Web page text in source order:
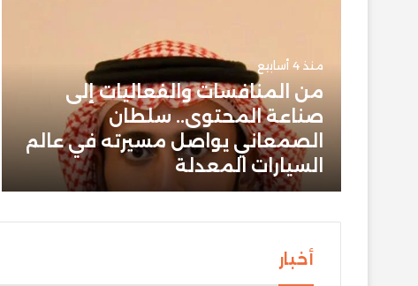
منذ 4 أسابيع
من المنافسات والفعاليات إلى
صناعة المحتوى.. سلطان
الصمعاني يواصل مسيرته في عالم
السيارات المعدلة
أخبار